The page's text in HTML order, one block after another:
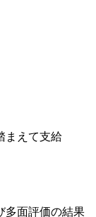
まえて支給
多面評価の結果